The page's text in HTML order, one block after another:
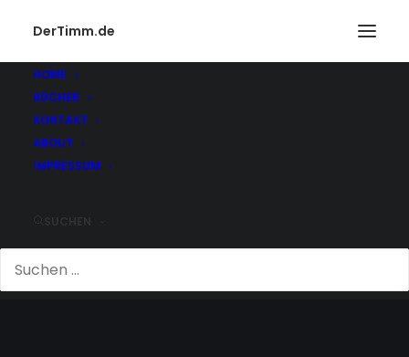
DerTimm.de
HOME
BÜCHER
KONTAKT
ABOUT
IMPRESSUM